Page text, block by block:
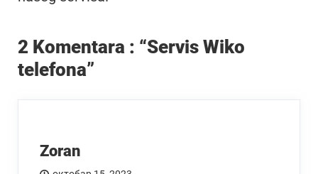
2 Komentara : “Servis Wiko
telefona”
Zoran